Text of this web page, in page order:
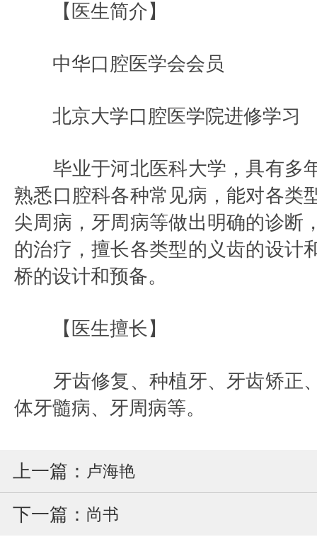
【医生简介】
中华口腔医学会会员
北京大学口腔医学院进修学习
毕业于河北医科大学，具有多
熟悉口腔科各种常见病，能对各类
尖周病，牙周病等做出明确的诊断
的治疗，擅长各类型的义齿的设计
桥的设计和预备。
【医生擅长】
牙齿修复、种植牙、牙齿矫正
体牙髓病、牙周病等。
上一篇： 卢海艳
下一篇： 尚书